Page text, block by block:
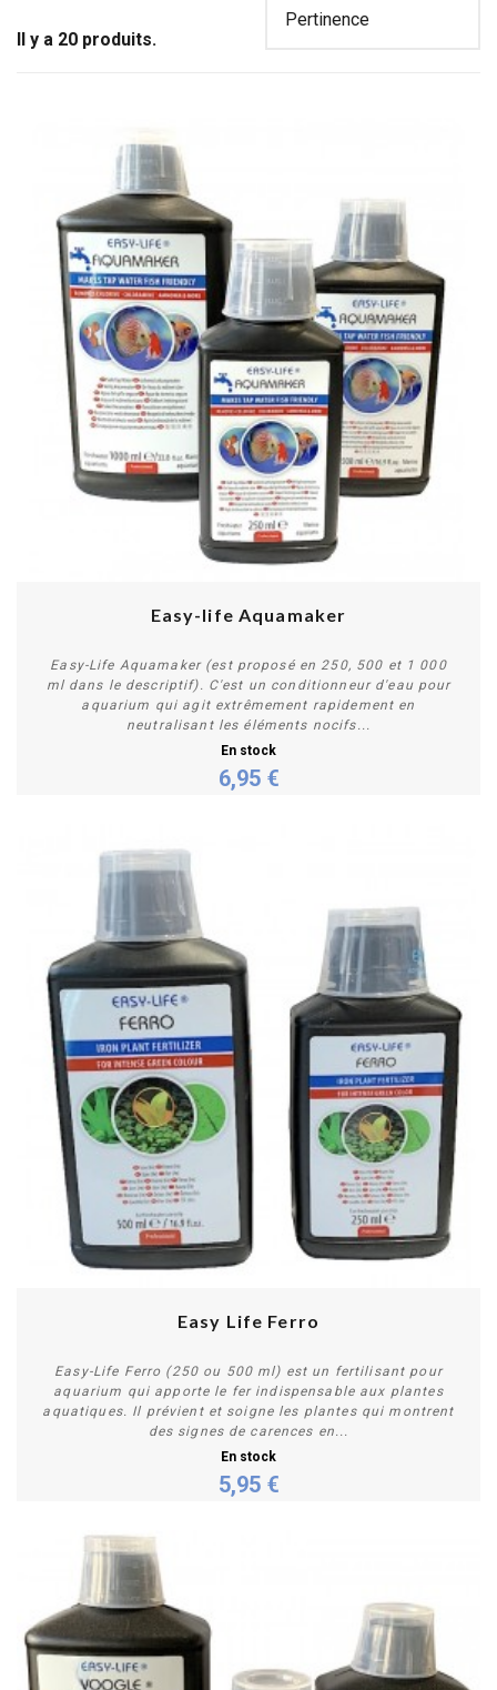
Il y a 20 produits.
Easy-life Aquamaker
Easy-Life Aquamaker (est proposé en 250, 500 et 1 000
ml dans le descriptif). C'est un conditionneur d'eau pour
aquarium qui agit extrêmement rapidement en
neutralisant les éléments nocifs...
En stock
6,95 €
Easy Life Ferro
Easy-Life Ferro (250 ou 500 ml) est un fertilisant pour
aquarium qui apporte le fer indispensable aux plantes
aquatiques. Il prévient et soigne les plantes qui montrent
des signes de carences en...
En stock
5,95 €